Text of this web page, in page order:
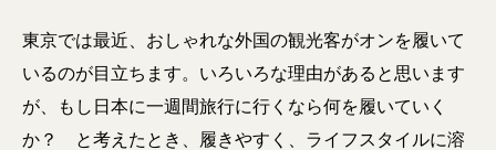
東京では最近、おしゃれな外国の観光客がオンを履いて
いるのが目立ちます。いろいろな理由があると思います
が、もし日本に一週間旅行に行くなら何を履いていく
か？ と考えたとき、履きやすく、ライフスタイルに溶